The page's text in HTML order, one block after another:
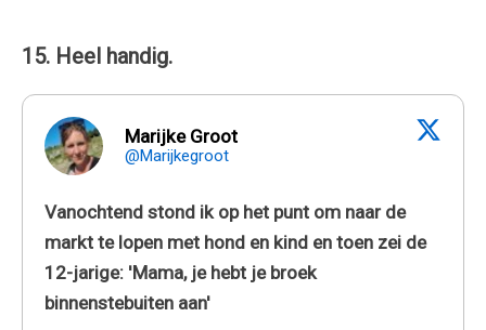
15. Heel handig.
Marijke Groot
@Marijkegroot
Vanochtend stond ik op het punt om naar de
markt te lopen met hond en kind en toen zei de
12-jarige: 'Mama, je hebt je broek
binnenstebuiten aan'